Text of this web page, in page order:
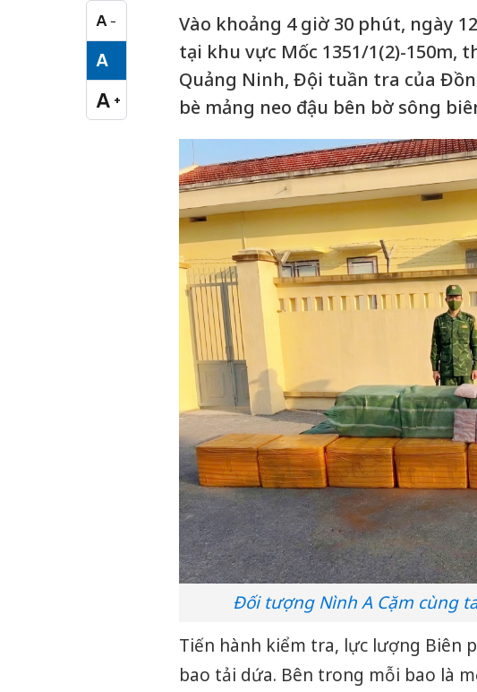
A −
Cỡ chữ nhỏ
A
Cỡ chữ vừa
A +
Cỡ chữ lớn
Vào khoảng 4 giờ 30 phút, ngày
tại khu vực Mốc 1351/1(2)-150m,
Quảng Ninh, Đội tuần tra của
bè mảng neo đậu bên bờ sông
Đối tượng Nình A Cặm cùng
Tiến hành kiểm tra, lực lượng Biên
bao tải dứa. Bên trong mỗi bao là